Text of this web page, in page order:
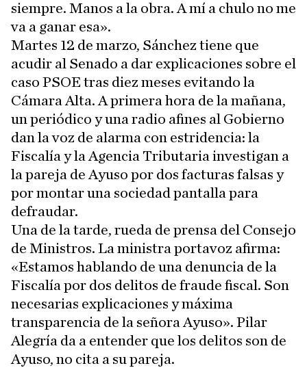
siempre. Manos a la obra. A mí a chulo no me
va a ganar esa».
Martes 12 de marzo, Sánchez tiene que
acudir al Senado a dar explicaciones sobre el
caso PSOE tras diez meses evitando la
Cámara Alta. A primera hora de la mañana,
un periódico y una radio afines al Gobierno
dan la voz de alarma con estridencia: la
Fiscalía y la Agencia Tributaria investigan a
la pareja de Ayuso por dos facturas falsas y
por montar una sociedad pantalla para
defraudar.
Una de la tarde, rueda de prensa del Consejo
de Ministros. La ministra portavoz afirma:
«Estamos hablando de una denuncia de la
Fiscalía por dos delitos de fraude fiscal. Son
necesarias explicaciones y máxima
transparencia de la señora Ayuso». Pilar
Alegría da a entender que los delitos son de
Ayuso, no cita a su pareja.